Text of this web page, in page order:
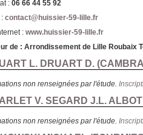
: 06 66 44 55 92
contact@huissier-59-lille.fr
: www.huissier-59-lille.fr
de : Arrondissement de Lille Roubaix
L. DRUART D. (CAMBRAI
non renseignées par l'étude.
V. SEGARD J.L. ALBOT
non renseignées par l'étude.